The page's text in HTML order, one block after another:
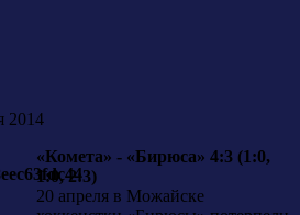
2014
«Комета» - «Бирюса» 4:3 (1:0,
1:0, 2:3)
20 апреля в Можайске